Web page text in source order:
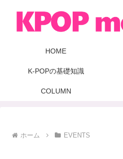
HOME
K-POPの基礎知識
COLUMN
ホーム EVENTS